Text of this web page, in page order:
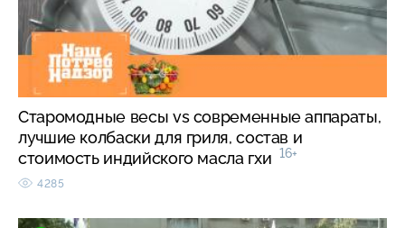
Старомодные весы vs современные аппараты,
лучшие колбаски для гриля, состав и
стоимость индийского масла гхи 16+
4285